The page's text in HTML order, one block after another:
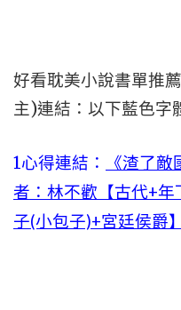
好看耽美小說書單推
主)連結：以下藍色字
1心得連結：
《渣了
者：林不歡【古代+
子(小包子)+宮廷侯爵】